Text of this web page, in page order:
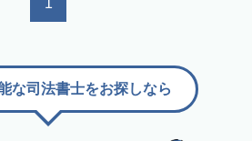
1
な司法書士をお探しなら